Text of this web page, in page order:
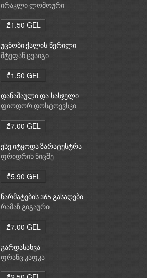
რელიგია: ბუდიზმი,
ირაკლი ლომოური
₾1.50 GEL
უცნობი ქალის წერილი
შტეფან ცვაიგი
₾1.50 GEL
დანაშაული და სასჯელი
ფიოდორ დოსტოევსკი
₾7.00 GEL
ესე იტყოდა ზარატუსტრა
ფრიდრიხ ნიცშე
₾5.90 GEL
წარმატების 365 გასაღები
რამაზ გიგაური
₾7.00 GEL
გარდასახვა
ფრანც კაფკა